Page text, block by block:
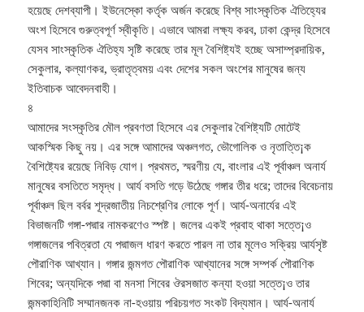
হয়েছে দেশব্যাপী। ইউনেস্কো কর্তৃক অর্জন করেছে বিশ্ব সাংস্কৃতিক ঐতিহ্যের
অংশ হিসেবে গুরুত্বপূর্ণ স্বীকৃতি। এভাবে আমরা লক্ষ্য করব, ঢাকা কেন্দ্র হিসেবে
যেসব সাংস্কৃতিক ঐতিহ্য সৃষ্টি করেছে তার মূল বৈশিষ্ট্যই হচ্ছে অসাম্প্রদায়িক,
সেকুলার, কল্যাণকর, ভ্রাতৃত্বময় এবং দেশের সকল অংশের মানুষের জন্য
ইতিবাচক আবেদনবাহী।
৪
আমাদের সংস্কৃতির মৌল প্রবণতা হিসেবে এর সেকুলার বৈশিষ্ট্যটি মোটেই
আকস্মিক কিছু নয়। এর সঙ্গে আমাদের অঞ্চলগত, ভৌগোলিক ও নৃতাত্তি¡ক
বৈশিষ্ট্যের রয়েছে নিবিড় যোগ। প্রথমত, স্মরণীয় যে, বাংলার এই পূর্বাঞ্চল অনার্য
মানুষের বসতিতে সমৃদ্ধ। আর্য বসতি গড়ে উঠেছে গঙ্গার তীর ধরে; তাদের বিবেচনায়
পূর্বাঞ্চল ছিল বর্বর শূদ্রজাতীয় নিচশ্রেণির লোকে পূর্ণ। আর্য-অনার্যের এই
বিভাজনটি গঙ্গা-পদ্মার নামকরণেও স্পষ্ট। জলের একই প্রবাহ থাকা সত্তে¡ও
গঙ্গাজলের পবিত্রতা যে পদ্মাজল ধারণ করতে পারল না তার মূলেও সক্রিয় আর্যসৃষ্ট
পৌরাণিক আখ্যান। গঙ্গার জন্মগত পৌরাণিক আখ্যানের সঙ্গে সম্পর্ক পৌরাণিক
শিবের; অন্যদিকে পদ্মা বা মনসা শিবের ঔরসজাত কন্যা হওয়া সত্তে¡ও তার
জন্মকাহিনিটি সম্মানজনক না-হওয়ায় পরিচয়গত সংকট বিদ্যমান। আর্য-অনার্য